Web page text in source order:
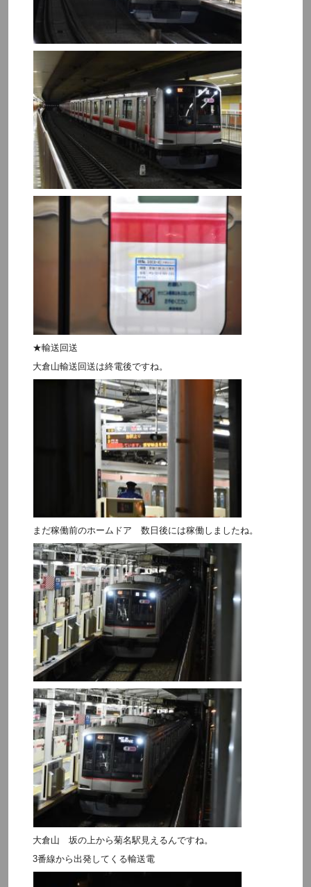
★輸送回送
大倉山輸送回送は終電後ですね。
まだ稼働前のホームドア 数日後には稼働しましたね。
大倉山 坂の上から菊名駅見えるんですね。
3番線から出発してくる輸送電